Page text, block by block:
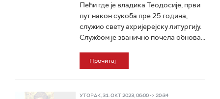
Пећи где је владика Теодосије, први
пут након сукоба пре 25 година,
служио свету ахријерејску литургију.
Службом је званично почела обнова...
Прочитај
УТОРАК, 31. ОКТ 2023, 06:00 -> 20:34